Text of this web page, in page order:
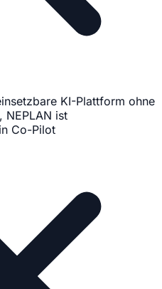
KI-Plattform ohne
NEPLAN ist
Co-Pilot